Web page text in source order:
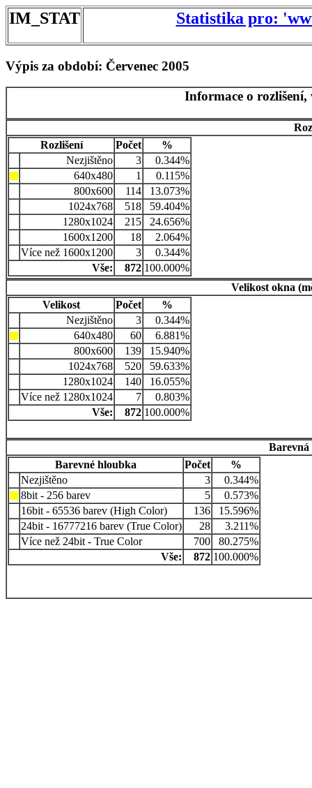
IM_STAT Statistika pro:
Výpis za období: Červenec 2005
Informace o
Rozlišení
Počet
%
Nezjištěno
3
0.344%
640x480
1
0.115%
800x600
114
13.073%
1024x768
518
59.404%
1280x1024
215
24.656%
1600x1200
18
2.064%
Více než 1600x1200
3
0.344%
Vše:
872 100.000%
Velikost okna
Velikost
Počet
%
Nezjištěno
3
0.344%
640x480
60
6.881%
800x600
139
15.940%
1024x768
520
59.633%
1280x1024
140
16.055%
Více než 1280x1024
7
0.803%
Vše:
872 100.000%
Barevná
Barevné hloubka
Počet
%
Nezjištěno
3
0.344%
8bit - 256 barev
5
0.573%
16bit - 65536 barev (High Color)
136
15.596%
24bit - 16777216 barev (True Color)
28
3.211%
Více než 24bit - True Color
700
80.275%
Vše:
872 100.000%